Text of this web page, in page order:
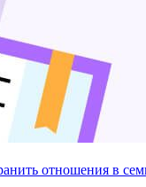
отношения в